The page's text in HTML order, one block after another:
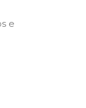
e